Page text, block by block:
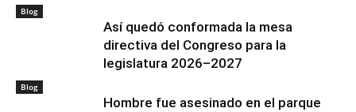
Blog
Así quedó conformada la mesa
directiva del Congreso para la
legislatura 2026–2027
Blog
Hombre fue asesinado en el parque